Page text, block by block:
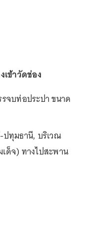
เข้าวัดช่อง
จบท่อประปา ขนาด
ทุมธานี, บริเวณ
ด็จ) ทางไปสะพาน